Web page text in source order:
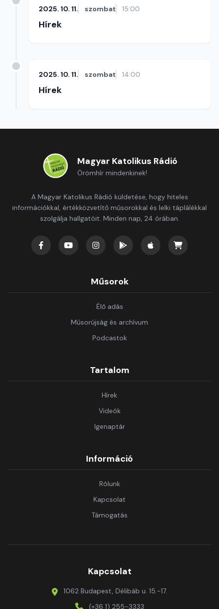
2025. 10. 11. szombat 15:00
Hírek
2025. 10. 11. szombat 14:00
Hírek
Magyar Katolikus Rádió
Örömhír mindenkinek!
A Magyar Katolikus Rádió küldetése, hogy hiteles
információkkal, értékközvetítő műsorokkal és lelki táplálékkal
szolgálja hallgatóit. Minden nap, 24 órában.
Műsorok
Élő adás
Műsorújság és archívum
Podcastok
Tartalom
Hírek
Videók
Igenaptár
Információ
Rólunk
Kapcsolat
Támogatás
Kapcsolat
1062 Budapest, Délibáb u. 15.-17.
(+36 1) 255-3333